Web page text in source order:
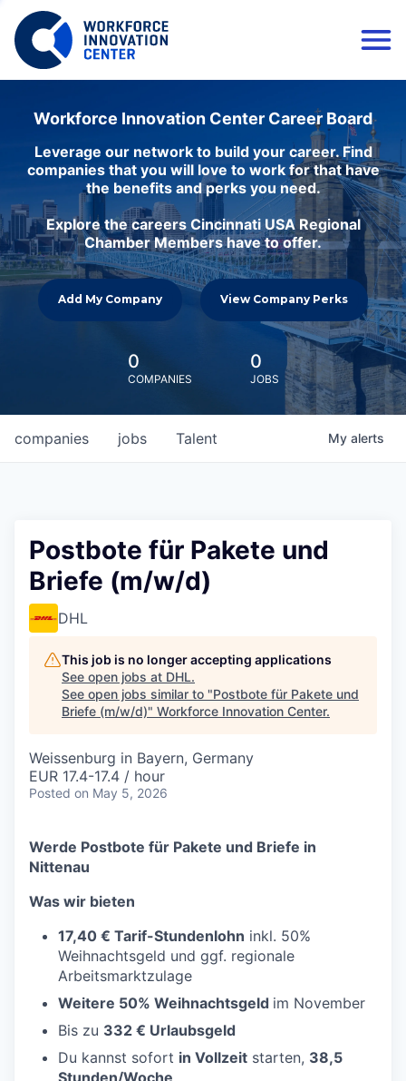
Workforce Innovation Center Career Board
Leverage our network to build your career. Find
companies that you will love to work for that have
the benefits and perks you need.
Explore the careers Cincinnati USA Regional
Chamber Members have to offer.
Add My Company View Company Perks
0
COMPANIES
0
JOBS
jobs
companies Talent My alerts
Postbote für Pakete und
Briefe (m/w/d)
DHL
This job is no longer accepting applications
See open jobs at DHL.
See open jobs similar to "Postbote für Pakete und
Briefe (m/w/d)" Workforce Innovation Center.
Weissenburg in Bayern, Germany
EUR 17.4-17.4 / hour
Posted on May 5, 2026
Werde Postbote für Pakete und Briefe in
Nittenau
Was wir bieten
17,40 € Tarif-Stundenlohn inkl. 50%
Weihnachtsgeld und ggf. regionale
Arbeitsmarktzulage
Weitere 50% Weihnachtsgeld im November
Bis zu 332 € Urlaubsgeld
Du kannst sofort in Vollzeit starten, 38,5
Stunden/Woche